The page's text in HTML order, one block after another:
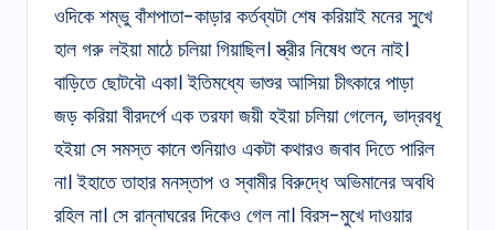
ওদিকে শম্ভু বাঁশপাতা-কাড়ার কর্তব্যটা শেষ করিয়াই মনের সুখে
হাল গরু লইয়া মাঠে চলিয়া গিয়াছিল। স্ত্রীর নিষেধ শুনে নাই।
বাড়িতে ছোটবৌ একা। ইতিমধ্যে ভাশুর আসিয়া চীৎকারে পাড়া
জড় করিয়া বীরদর্পে এক তরফা জয়ী হইয়া চলিয়া গেলেন, ভাদ্রবধূ
হইয়া সে সমস্ত কানে শুনিয়াও একটা কথারও জবাব দিতে পারিল
না। ইহাতে তাহার মনস্তাপ ও স্বামীর বিরুদ্ধে অভিমানের অবধি
রহিল না। সে রান্নাঘরের দিকেও গেল না। বিরস-মুখে দাওয়ার